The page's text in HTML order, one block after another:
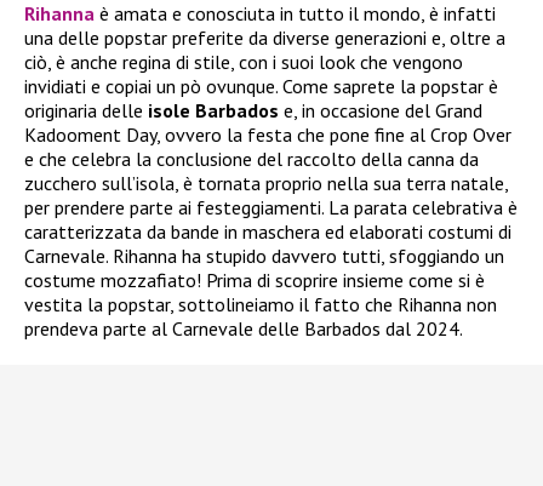
Rihanna è amata e conosciuta in tutto il mondo, è infatti
una delle popstar preferite da diverse generazioni e, oltre a
ciò, è anche regina di stile, con i suoi look che vengono
invidiati e copiai un pò ovunque. Come saprete la popstar è
originaria delle isole Barbados e, in occasione del Grand
Kadooment Day, ovvero la festa che pone fine al Crop Over
e che celebra la conclusione del raccolto della canna da
zucchero sull’isola, è tornata proprio nella sua terra natale,
per prendere parte ai festeggiamenti. La parata celebrativa è
caratterizzata da bande in maschera ed elaborati costumi di
Carnevale. Rihanna ha stupido davvero tutti, sfoggiando un
costume mozzafiato! Prima di scoprire insieme come si è
vestita la popstar, sottolineiamo il fatto che Rihanna non
prendeva parte al Carnevale delle Barbados dal 2024.